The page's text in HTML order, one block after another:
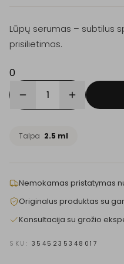
Lūpų serumas – subtilus
prisilietimas.
0
1
Talpa 2.5 ml
Nemokamas pristatymas
Originalus produktas su
Konsultacija su grožio
SKU: 3545235348017